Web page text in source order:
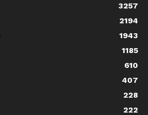
3257
2194
1943
1185
610
407
228
222